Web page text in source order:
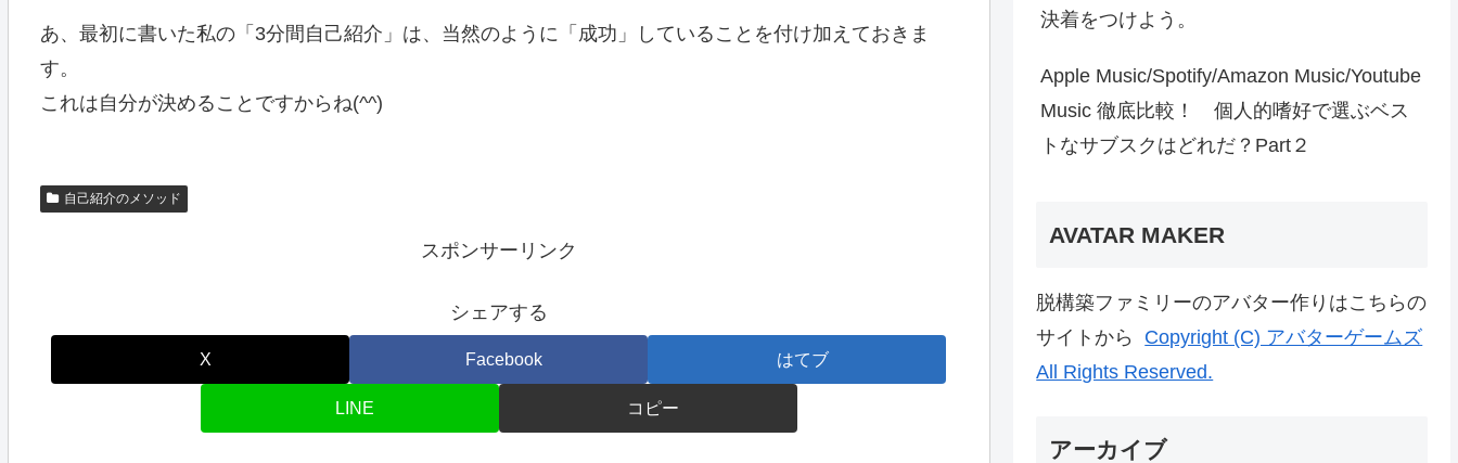
あ、最初に書いた私の「3分間自己紹介」は、当然のように「成功」していることを付け加えておきま
す。
これは自分が決めることですからね(^^)
自己紹介のメソッド
スポンサーリンク
シェアする
X Facebook はてブ
LINE コピー
決着をつけよう。
Apple Music/Spotify/Amazon Music/Youtube
Music 徹底比較！ 個人的嗜好で選ぶベス
トなサブスクはどれだ？Part２
AVATAR MAKER
脱構築ファミリーのアバター作りはこちらの
サイトから
Copyright (C) アバターゲームズ
All Rights Reserved.
アーカイブ